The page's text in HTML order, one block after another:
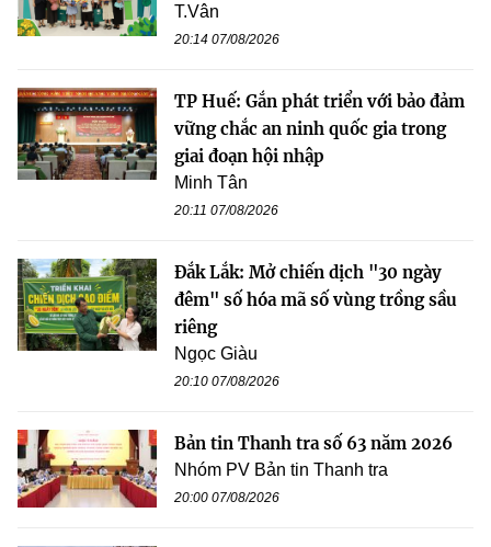
T.Vân
20:14 07/08/2026
TP Huế: Gắn phát triển với bảo đảm
vững chắc an ninh quốc gia trong
giai đoạn hội nhập
Minh Tân
20:11 07/08/2026
Đắk Lắk: Mở chiến dịch "30 ngày
đêm" số hóa mã số vùng trồng sầu
riêng
Ngọc Giàu
20:10 07/08/2026
Bản tin Thanh tra số 63 năm 2026
Nhóm PV Bản tin Thanh tra
20:00 07/08/2026